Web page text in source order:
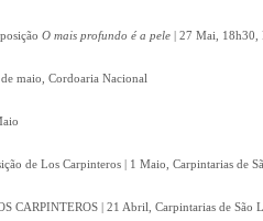
O mais profundo é a pele | 27 Mai, 18h30,
maio, Cordoaria Nacional
de Los Carpinteros | 1 Maio, Carpintarias de
CARPINTEROS | 21 Abril, Carpintarias de São